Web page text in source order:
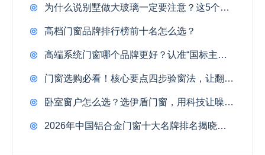
为什么说别墅做大玻璃一定要注意？这5个致命隐患，90%的业主装完才后悔！
高档门窗品牌排行榜前十名怎么选？
高端系统门窗哪个品牌更好？认准“国标主编”级实力，告别伪系统！
门窗选购必看！核心要点四步验窗法，让翻车率归零！
卧室窗户怎么选？选伊盾门窗，用科技让噪音归零！
2026年中国铝合金门窗十大名牌排名揭晓！四维认证淘汰37%品牌